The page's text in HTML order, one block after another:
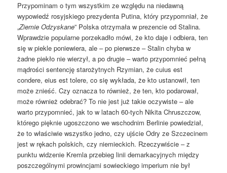
Przypominam o tym wszystkim ze względu na niedawną
wypowiedź rosyjskiego prezydenta Putina, który przypomniał, że
„Ziemie Odzyskane” Polska otrzymała w prezencie od Stalina.
Wprawdzie popularne porzekadło mówi, że kto daje i odbiera, ten
się w piekle poniewiera, ale – po pierwsze – Stalin chyba w
żadne piekło nie wierzył, a po drugie – warto przypomnieć pełną
mądrości sentencję starożytnych Rzymian, że cuius est
condere, eius est tolere, co się wykłada, że kto ustanowił, ten
może znieść. Czy oznacza to również, że ten, kto podarował,
może również odebrać? To nie jest już takie oczywiste – ale
warto przypomnieć, jak to w latach 60-tych Nikita Chruszczow,
którego pięknie ugoszczono we wschodnim Berlinie powiedział,
że to właściwie wszystko jedno, czy ujście Odry ze Szczecinem
jest w rękach polskich, czy niemieckich. Rzeczywiście – z
punktu widzenie Kremla przebieg linii demarkacyjnych między
poszczególnymi prowincjami sowieckiego imperium nie był